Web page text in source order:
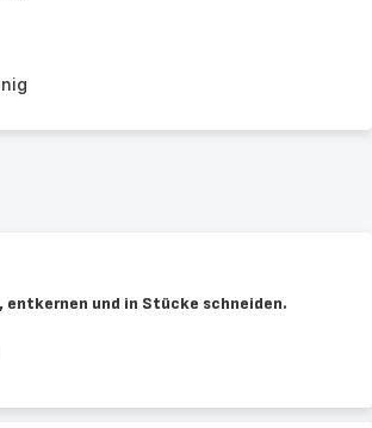
entkernen und in Stücke schneiden.